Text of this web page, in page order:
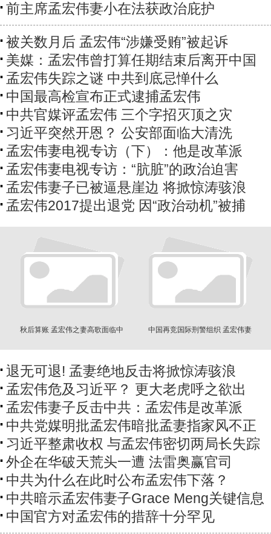
前主席孟宏伟妻小在法获政治庇护
被关数月后 孟宏伟“涉嫌受贿”被起诉
美媒：孟宏伟曾打算任期结束后离开中国
孟宏伟失踪之谜 中共到底忌惮什么
中国最高检宣布正式逮捕孟宏伟
中共官媒评孟宏伟 三个字招灭顶之灾
习近平突然开恩？ 公安部面临大清洗
孟宏伟妻电视专访（下）：他是改革派
孟宏伟妻电视专访：“肮脏”的政治迫害
孟宏伟妻子已被逼悬崖边 将掀惊涛骇浪
孟宏伟2017提出退党 因“政治动机”被捕
秋后算账 孟宏伟之妻高歌面临中
中国再竞国际刑警组织 孟宏伟妻
退无可退! 孟妻绝地反击将掀惊涛骇浪
孟宏伟危及习近平？ 更大老虎呼之欲出
孟宏伟妻子反击中共：孟宏伟是改革派
中共党媒明批孟宏伟暗批孟妻指家风不正
习近平整肃收权 与孟宏伟密切两局长失踪
外企在华破天荒头一遭 法雷奥赢官司
中共为什么在此时公布孟宏伟下落？
中共暗示孟宏伟妻子Grace Meng关键信息
中国官方对孟宏伟的措辞十分罕见